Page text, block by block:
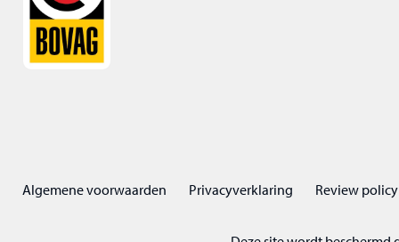
Algemene voorwaarden Privacyverklaring Review policy